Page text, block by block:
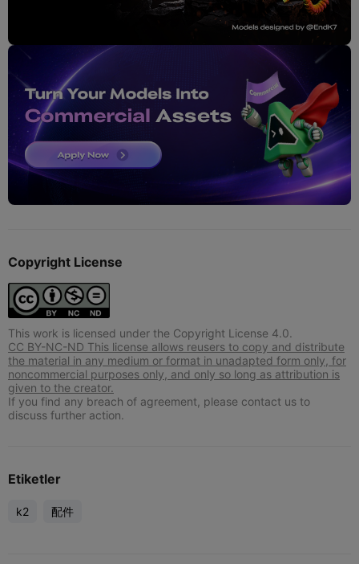
Copyright License
This work is licensed under the Copyright License 4.0.
CC BY-NC-ND This license allows reusers to copy and distribute
the material in any medium or format in unadapted form only, for
noncommercial purposes only, and only so long as attribution is
given to the creator.
If you find any breach of agreement, please contact us to
discuss further action.
Etiketler
k2 配件